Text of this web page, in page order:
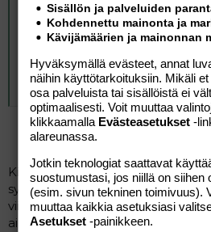
varmaan ole kiinnostunut
tosi oma hyvänen anoppi, kaikki
menee oman porukan edelle,
kehtaisi käyttäytyä! jokolauta
pannuu! :/
Kiitos vaan
synttärit mutta eipäs akka
viikon sisällä olaan nyt menossa
aion kyllä letkauttaa jotain sille
Sisällön ja palveluiden
Kohdennettu mainonta ja
Kävijämäärien ja mainonnan
Hyväksymällä evästeet, annat
näihin käyttötarkoituksiin. Mikäli
osa palveluista tai sisällöistä ei
optimaalisesti. Voit muuttaa
klikkaamalla Evästeasetukset -
alareunassa.
Jotkin teknologiat saattavat
suostumustasi, jos niillä on siihen
(esim. sivun tekninen toimivuus).
muuttaa kaikkia asetuksiasi
Asetukset -painikkeen.